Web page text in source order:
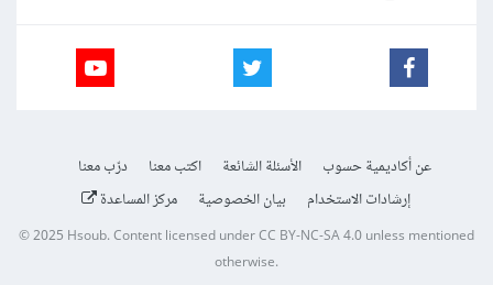
عن أكاديمية حسوب الأسئلة الشائعة اكتب معنا
درّب معنا
إرشادات الاستخدام
بيان الخصوصية مركز المساعدة
© 2025Hsoub.Content licensed underCC BY-NC-SA 4.0unless mentioned
otherwise.